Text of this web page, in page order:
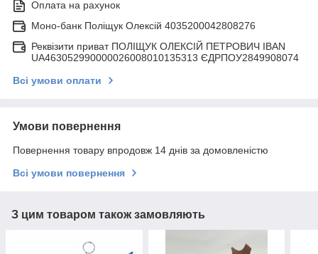
Оплата на рахунок
Моно-банк Поліщук Олексій 4035200042808276
Реквізити приват ПОЛІЩУК ОЛЕКСІЙ ПЕТРОВИЧ IBAN
UA463052990000026008010135313 ЄДРПОУ2849908074
Всі умови оплати
Умови повернення
Повернення товару впродовж 14 днів за домовленістю
Всі умови повернення
З цим товаром також замовляють